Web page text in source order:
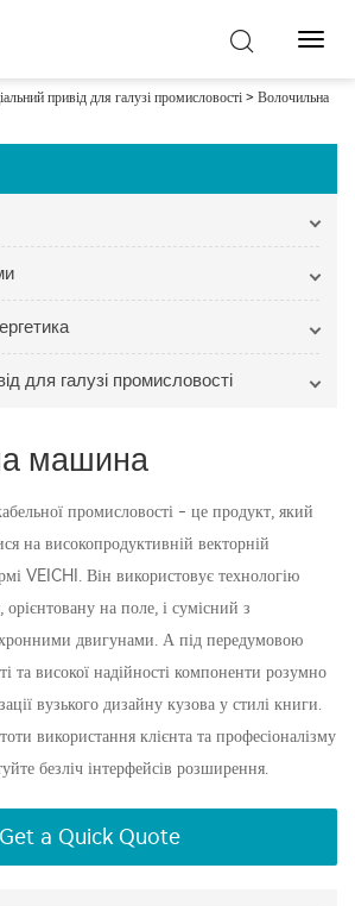
привід для галузі промисловості > Волочильна
для галузі промисловості
машина
промисловості - це продукт, який
на високопродуктивній векторній
VEICHI. Він використовує технологію
на поле, і сумісний з
двигунами. А під передумовою
та високої надійності компоненти розумно
вузького дизайну кузова у стилі книги.
використання клієнта та професіоналізму
безліч інтерфейсів розширення.
Get a Quick Quote